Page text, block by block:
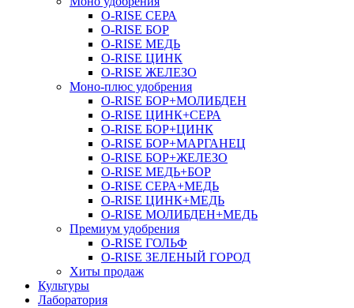
O-RISE СЕРА
O-RISE БОР
O-RISE МЕДЬ
O-RISE ЦИНК
O-RISE ЖЕЛЕЗО
Моно-плюс удобрения
O-RISE БОР+МОЛИБДЕН
O-RISE ЦИНК+СЕРА
O-RISE БОР+ЦИНК
O-RISE БОР+МАРГАНЕЦ
O-RISE БОР+ЖЕЛЕЗО
O-RISE МЕДЬ+БОР
O-RISE СЕРА+МЕДЬ
O-RISE ЦИНК+МЕДЬ
O-RISE МОЛИБДЕН+МЕДЬ
Премиум удобрения
O-RISE ГОЛЬФ
O-RISE ЗЕЛЕНЫЙ ГОРОД
Хиты продаж
Культуры
Лаборатория